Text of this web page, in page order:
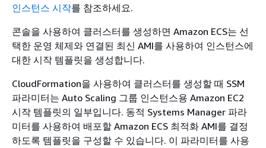
인스턴스 시작를 참조하세요.
콘솔을 사용하여 클러스터를 생성하면 Amazon ECS는 선
택한 운영 체제와 연결된 최신 AMI를 사용하여 인스턴스에
대한 시작 템플릿을 생성합니다.
CloudFormation을 사용하여 클러스터를 생성할 때 SSM
파라미터는 Auto Scaling 그룹 인스턴스용 Amazon EC2
시작 템플릿의 일부입니다. 동적 Systems Manager 파라
미터를 사용하여 배포할 Amazon ECS 최적화 AMI를 결정
하도록 템플릿을 구성할 수 있습니다. 이 파라미터를 사용